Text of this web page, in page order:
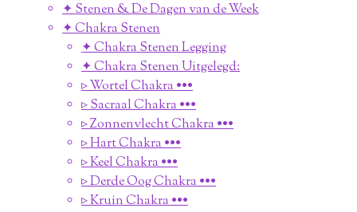
✦ Stenen & De Dagen van de Week
✦ Chakra Stenen
✦ Chakra Stenen Legging
✦ Chakra Stenen Uitgelegd:
▹ Wortel Chakra •••
▹ Sacraal Chakra •••
▹ Zonnenvlecht Chakra •••
▹ Hart Chakra •••
▹ Keel Chakra •••
▹ Derde Oog Chakra •••
▹ Kruin Chakra •••